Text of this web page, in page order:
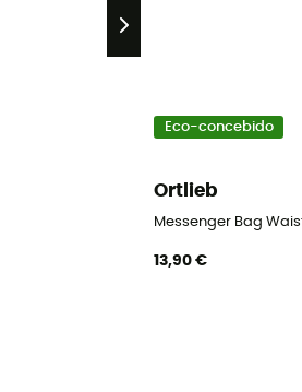
Eco-concebido
Ortlieb
Messenger Bag
13,90 €